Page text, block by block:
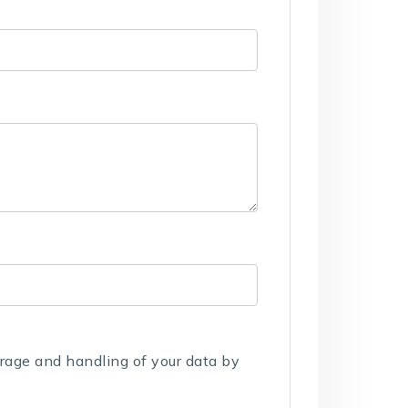
and handling of your data by